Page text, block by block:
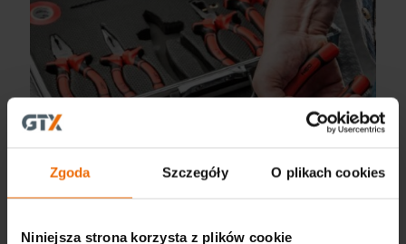
Zgoda Szczegóły O plikach cookies
Niniejsza strona korzysta z plików cookie